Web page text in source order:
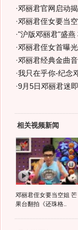
·邓丽君官网启动
·邓丽君侄女要当
·"沪版邓丽君"盛燕
·邓丽君侄女首曝
·邓丽君经典金曲
·我只在乎你-纪念
·9月5日邓丽君迷
相关视频新闻
邓丽君侄女要当空姐 芒
果台翻拍《还珠格..